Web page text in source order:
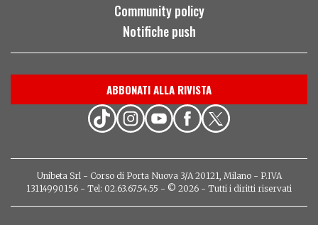
Community policy
Notifiche push
ABBONATI ALLA RIVISTA
Unibeta Srl - Corso di Porta Nuova 3/A 20121, Milano - P.IVA
13114990156 - Tel: 02.63.67.54.55 - © 2026 - Tutti i diritti riservati